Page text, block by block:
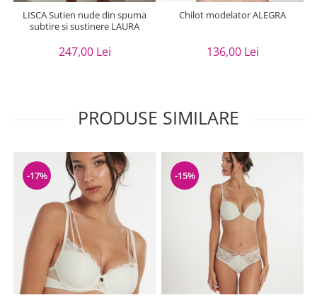
LISCA Sutien nude din spuma
subtire si sustinere LAURA
247,00 Lei
Chilot modelator ALEGRA
136,00 Lei
PRODUSE SIMILARE
-17% -15%